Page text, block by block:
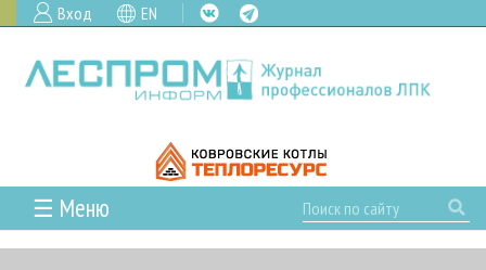
Вход EN
☰ Меню
ГЛАВНАЯ